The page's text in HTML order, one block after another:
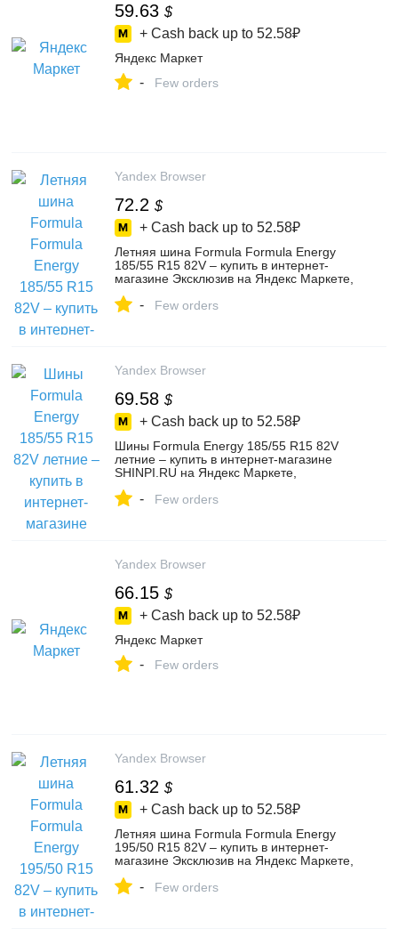
59.63 $
+ Cash back up to 52.58₽
Яндекс Маркет
- Few orders
Yandex Browser
72.2 $
+ Cash back up to 52.58₽
Летняя шина Formula Formula Energy
185/55 R15 82V – купить в интернет-
магазине Эксклюзив на Яндекс Маркете,
- Few orders
Yandex Browser
69.58 $
+ Cash back up to 52.58₽
Шины Formula Energy 185/55 R15 82V
летние – купить в интернет-магазине
SHINPI.RU на Яндекс Маркете,
- Few orders
Yandex Browser
66.15 $
+ Cash back up to 52.58₽
Яндекс Маркет
- Few orders
Yandex Browser
61.32 $
+ Cash back up to 52.58₽
Летняя шина Formula Formula Energy
195/50 R15 82V – купить в интернет-
магазине Эксклюзив на Яндекс Маркете,
- Few orders